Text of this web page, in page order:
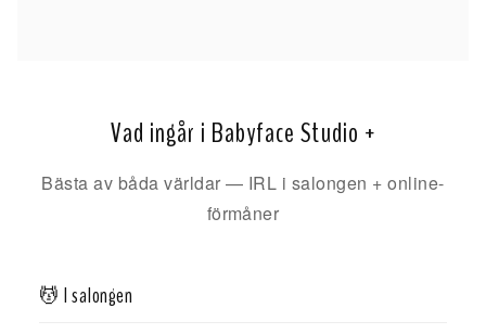
Vad ingår i Babyface Studio +
Bästa av båda världar — IRL i salongen + online-
förmåner
💆 I salongen